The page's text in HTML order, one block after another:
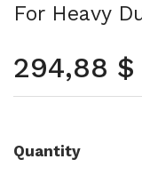
For Heavy
294,88 $
Quantity